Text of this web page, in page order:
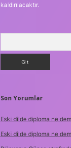
kaldırılacaktır.
Son Yorumlar
Eski dilde diploma ne
Eski dilde diploma ne